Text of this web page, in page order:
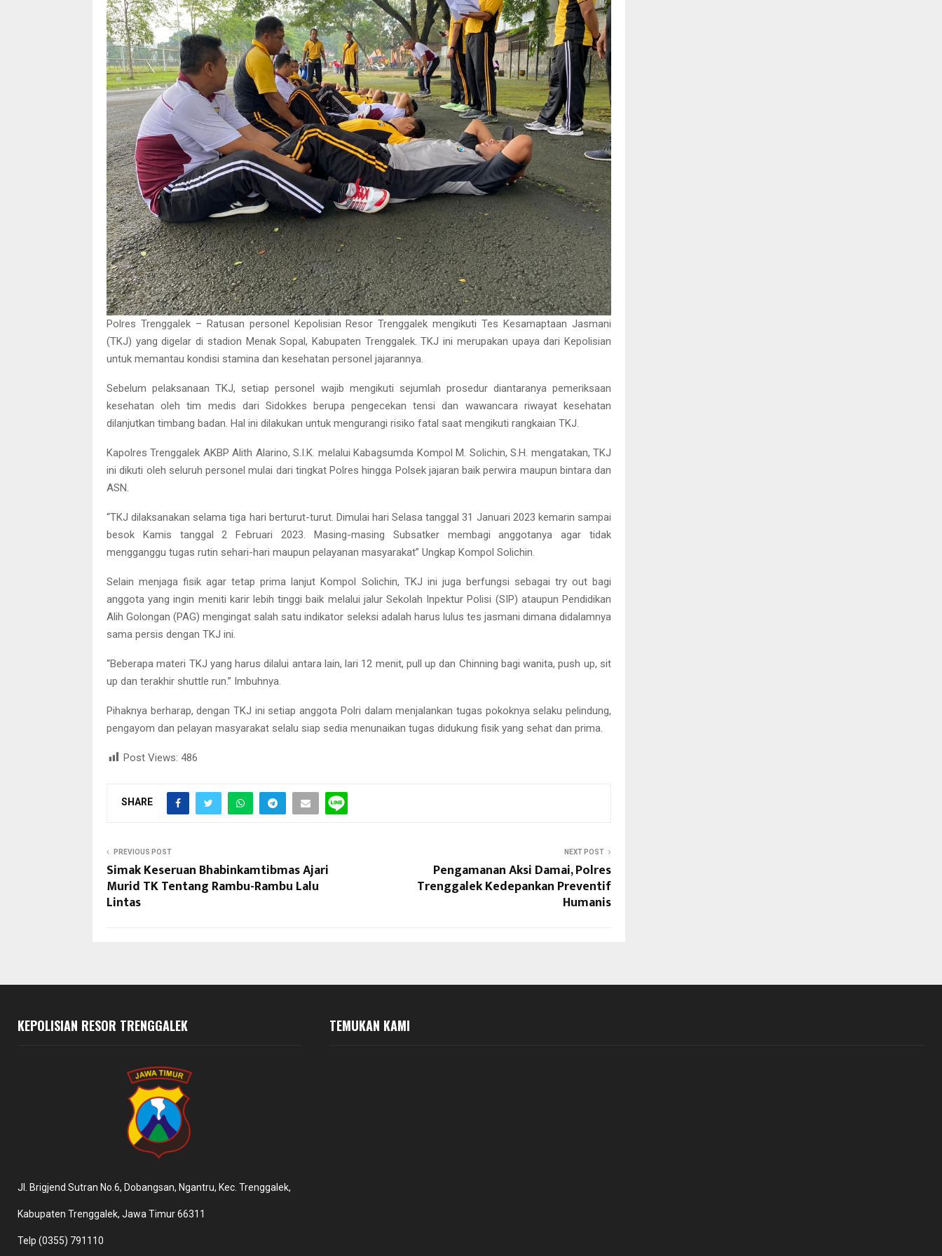
Polres Trenggalek – Ratusan personel Kepolisian Resor Trenggalek mengikuti Tes Kesamaptaan Jasmani
(TKJ) yang digelar di stadion Menak Sopal, Kabupaten Trenggalek. TKJ ini merupakan upaya dari Kepolisian
untuk memantau kondisi stamina dan kesehatan personel jajarannya.
Sebelum pelaksanaan TKJ, setiap personel wajib mengikuti sejumlah prosedur diantaranya pemeriksaan
kesehatan oleh tim medis dari Sidokkes berupa pengecekan tensi dan wawancara riwayat kesehatan
dilanjutkan timbang badan. Hal ini dilakukan untuk mengurangi risiko fatal saat mengikuti rangkaian TKJ.
Kapolres Trenggalek AKBP Alith Alarino, S.I.K. melalui Kabagsumda Kompol M. Solichin, S.H. mengatakan, TKJ
ini dikuti oleh seluruh personel mulai dari tingkat Polres hingga Polsek jajaran baik perwira maupun bintara dan
ASN.
“TKJ dilaksanakan selama tiga hari berturut-turut. Dimulai hari Selasa tanggal 31 Januari 2023 kemarin sampai
besok Kamis tanggal 2 Februari 2023. Masing-masing Subsatker membagi anggotanya agar tidak
mengganggu tugas rutin sehari-hari maupun pelayanan masyarakat” Ungkap Kompol Solichin.
Selain menjaga fisik agar tetap prima lanjut Kompol Solichin, TKJ ini juga berfungsi sebagai try out bagi
anggota yang ingin meniti karir lebih tinggi baik melalui jalur Sekolah Inpektur Polisi (SIP) ataupun Pendidikan
Alih Golongan (PAG) mengingat salah satu indikator seleksi adalah harus lulus tes jasmani dimana didalamnya
sama persis dengan TKJ ini.
“Beberapa materi TKJ yang harus dilalui antara lain, lari 12 menit, pull up dan Chinning bagi wanita, push up, sit
up dan terakhir shuttle run.” Imbuhnya.
Pihaknya berharap, dengan TKJ ini setiap anggota Polri dalam menjalankan tugas pokoknya selaku pelindung,
pengayom dan pelayan masyarakat selalu siap sedia menunaikan tugas didukung fisik yang sehat dan prima.
Post Views: 486
SHARE
PREVIOUS POST
Simak Keseruan Bhabinkamtibmas Ajari
Murid TK Tentang Rambu-Rambu Lalu
Lintas
NEXT POST
Pengamanan Aksi Damai, Polres
Trenggalek Kedepankan Preventif
Humanis
KEPOLISIAN RESOR TRENGGALEK
Jl. Brigjend Sutran No.6, Dobangsan, Ngantru, Kec. Trenggalek,
Kabupaten Trenggalek, Jawa Timur 66311
Telp (0355) 791110
TEMUKAN KAMI